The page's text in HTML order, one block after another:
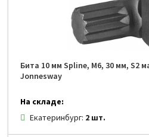
Бита 10 мм Spline, М6, 30 мм, S2
Jonnesway
На складе:
Екатеринбург: 2 шт.